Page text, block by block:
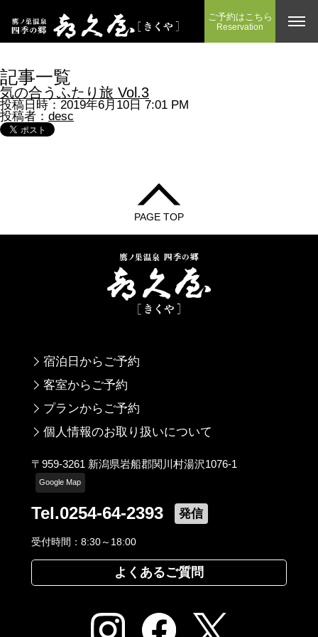
ご予約はこちら
Reservation
記事一覧
気の合うふたり旅 Vol.3
投稿日時：2019年6月10日 7:01 PM
投稿者： desc
PAGE TOP
宿泊日からご予約
客室からご予約
プランからご予約
個人情報のお取り扱いについて
〒959-3261 新潟県岩船郡関川村湯沢1076-1
Google Map
Tel.0254-64-2393 発信
受付時間：8:30～18:00
よくあるご質問